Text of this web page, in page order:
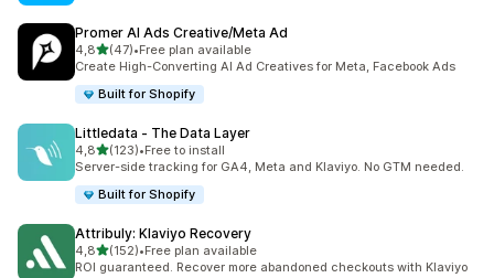
Promer AI Ads Creative/Meta Ad
4,8stelle su 5
(47)
47 recensioni totali
•Free plan available
Create High-Converting AI Ad Creatives for Meta, Facebook Ads
Built for Shopify
Littledata ‑ The Data Layer
4,8stelle su 5
(123)
123 recensioni totali
•Free to install
Server-side tracking for GA4, Meta and Klaviyo. No GTM needed.
Built for Shopify
Attribuly: Klaviyo Recovery
4,8stelle su 5
(152)
152 recensioni totali
•Free plan available
ROI guaranteed. Recover more abandoned checkouts with Klaviyo